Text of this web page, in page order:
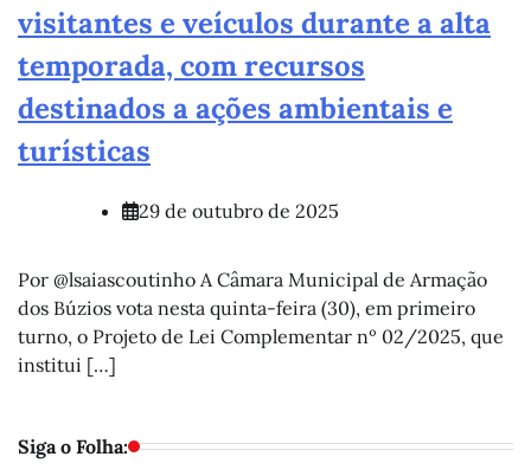
visitantes e veículos durante a alta
temporada, com recursos
destinados a ações ambientais e
turísticas
29 de outubro de 2025
Por @lsaiascoutinho A Câmara Municipal de Armação
dos Búzios vota nesta quinta-feira (30), em primeiro
turno, o Projeto de Lei Complementar nº 02/2025, que
institui […]
Siga o Folha: